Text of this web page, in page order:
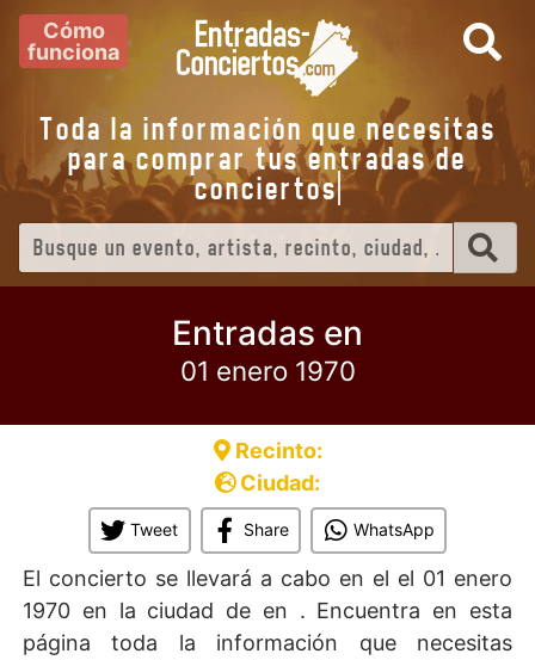
Cómo
funciona
Toda la información que necesitas
para comprar tus entradas de
conciertos
Entradas en
01 enero 1970
Recinto:
Ciudad:
Tweet Share WhatsApp
El concierto se llevará a cabo en el el 01 enero
1970 en la ciudad de en . Encuentra en esta
página toda la información que necesitas